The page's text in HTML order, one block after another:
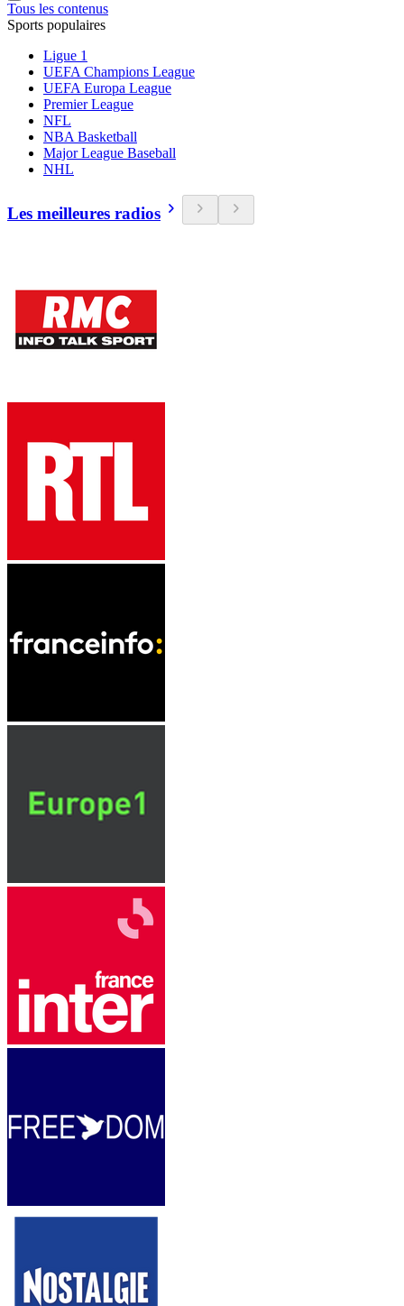
Tous les contenus
Sports populaires
Ligue 1
UEFA Champions League
UEFA Europa League
Premier League
NFL
NBA Basketball
Major League Baseball
NHL
Les meilleures radios